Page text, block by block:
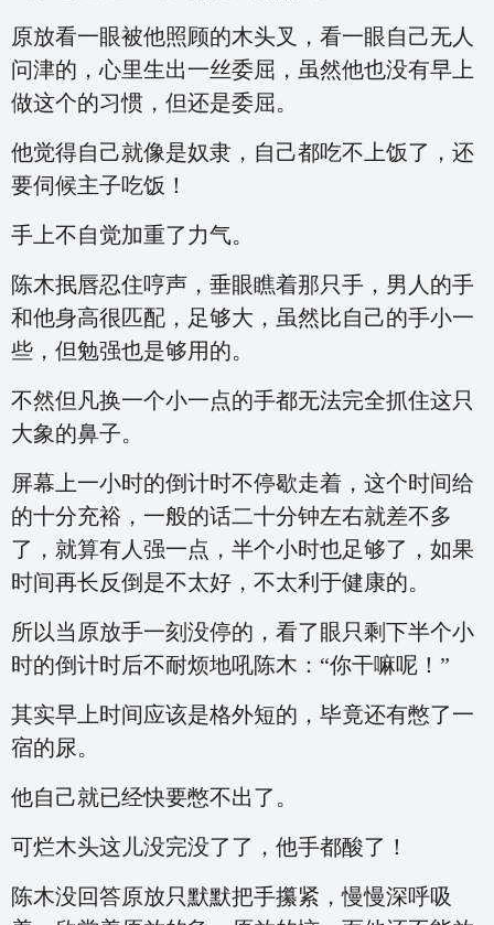
原放看一眼被他照顾的木头叉，看一眼自己无人
问津的，心里生出一丝委屈，虽然他也没有早上
做这个的习惯，但还是委屈。
他觉得自己就像是奴隶，自己都吃不上饭了，还
要伺候主子吃饭！
手上不自觉加重了力气。
陈木抿唇忍住哼声，垂眼瞧着那只手，男人的手
和他身高很匹配，足够大，虽然比自己的手小一
些，但勉强也是够用的。
不然但凡换一个小一点的手都无法完全抓住这只
大象的鼻子。
屏幕上一小时的倒计时不停歇走着，这个时间给
的十分充裕，一般的话二十分钟左右就差不多
了，就算有人强一点，半个小时也足够了，如果
时间再长反倒是不太好，不太利于健康的。
所以当原放手一刻没停的，看了眼只剩下半个小
时的倒计时后不耐烦地吼陈木：“你干嘛呢！”
其实早上时间应该是格外短的，毕竟还有憋了一
宿的尿。
他自己就已经快要憋不出了。
可烂木头这儿没完没了了，他手都酸了！
陈木没回答原放只默默把手攥紧，慢慢深呼吸